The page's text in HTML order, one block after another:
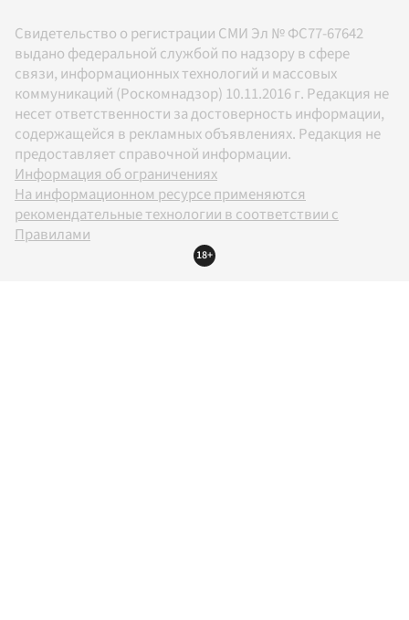
Свидетельство о регистрации СМИ Эл № ФС77-67642
выдано федеральной службой по надзору в сфере
связи, информационных технологий и массовых
коммуникаций (Роскомнадзор) 10.11.2016 г. Редакция не
несет ответственности за достоверность информации,
содержащейся в рекламных объявлениях. Редакция не
предоставляет справочной информации.
Информация об ограничениях
На информационном ресурсе применяются
рекомендательные технологии в соответствии с
Правилами
18+